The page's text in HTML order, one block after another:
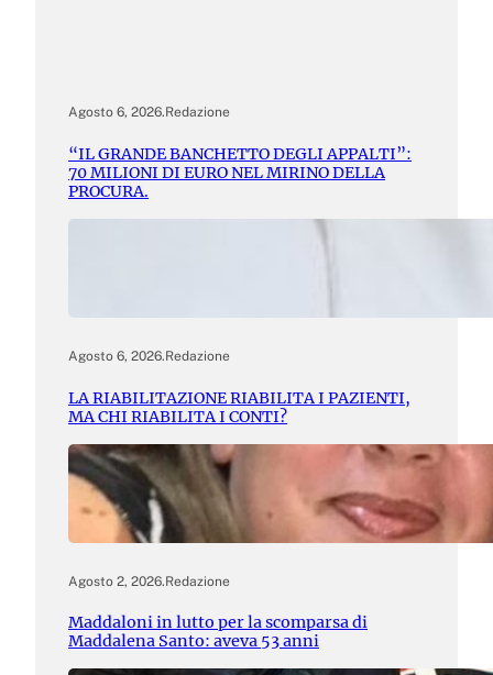
Agosto 6, 2026.Redazione
“IL GRANDE BANCHETTO DEGLI APPALTI”:
70 MILIONI DI EURO NEL MIRINO DELLA
PROCURA.
Agosto 6, 2026.Redazione
LA RIABILITAZIONE RIABILITA I PAZIENTI,
MA CHI RIABILITA I CONTI?
Agosto 2, 2026.Redazione
Maddaloni in lutto per la scomparsa di
Maddalena Santo: aveva 53 anni